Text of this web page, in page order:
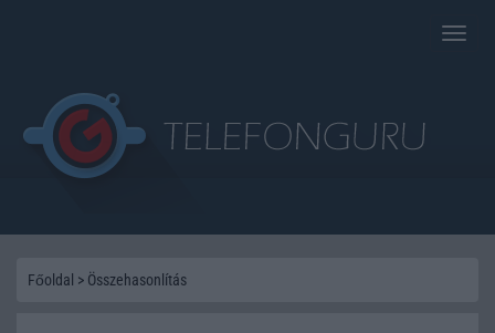
Toggle
Főoldal > Összehasonlítás